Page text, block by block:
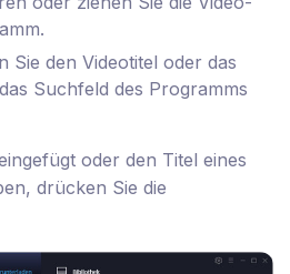
Sie den Videotitel oder das
Suchfeld des Programms
oder den Titel eines
drücken Sie die